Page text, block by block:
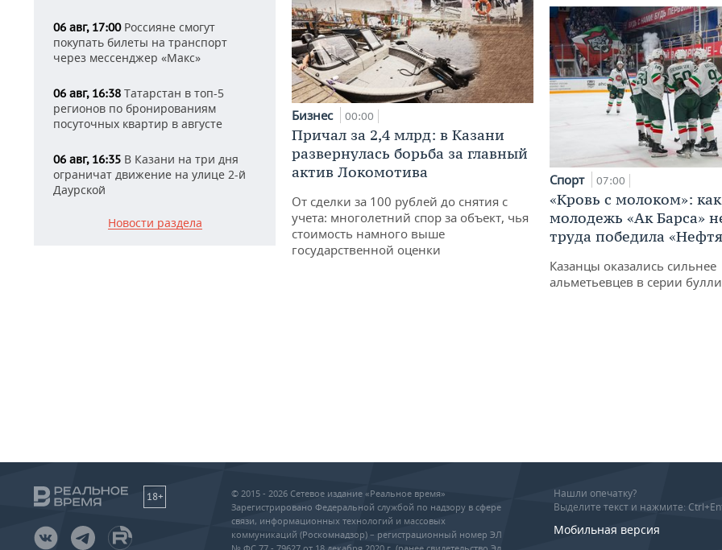
06 авг, 17:00Россияне смогут
покупать билеты на транспорт
через мессенджер «Макс»
06 авг, 16:38 Татарстан в топ-5
регионов по бронированиям
посуточных квартир в августе
06 авг, 16:35 В Казани на три дня
ограничат движение на улице 2-й
Даурской
Новости раздела
Бизнес 00:00
Причал за 2,4 млрд: в Казани
развернулась борьба за главный
актив Локомотива
От сделки за 100 рублей до снятия с
учета: многолетний спор за объект, чья
стоимость намного выше
государственной оценки
Спорт 07:00
«Кровь с молоком»: как
молодежь «Ак Барса»
труда победила
Казанцы оказались сильнее
альметьевцев в серии
18+
© 2015 - 2026 Сетевое издание «Реальное время»
Зарегистрировано Федеральной службой по надзору в сфере
связи, информационных технологий и массовых
коммуникаций (Роскомнадзор) – регистрационный номер ЭЛ
Нашли опечатку?
Выделите текст и нажмите:
Мобильная версия